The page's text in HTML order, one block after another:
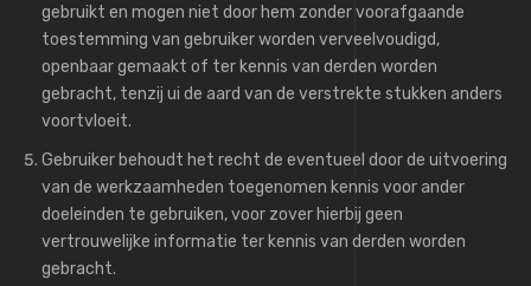
gebruikt en mogen niet door hem zonder voorafgaande
toestemming van gebruiker worden verveelvoudigd,
openbaar gemaakt of ter kennis van derden worden
gebracht, tenzij ui de aard van de verstrekte stukken anders
voortvloeit.
Gebruiker behoudt het recht de eventueel door de uitvoering
van de werkzaamheden toegenomen kennis voor ander
doeleinden te gebruiken, voor zover hierbij geen
vertrouwelijke informatie ter kennis van derden worden
gebracht.